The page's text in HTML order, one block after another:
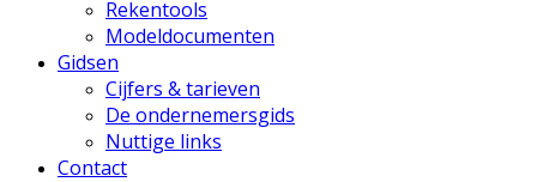
Rekentools
Modeldocumenten
Gidsen
Cijfers & tarieven
De ondernemersgids
Nuttige links
Contact